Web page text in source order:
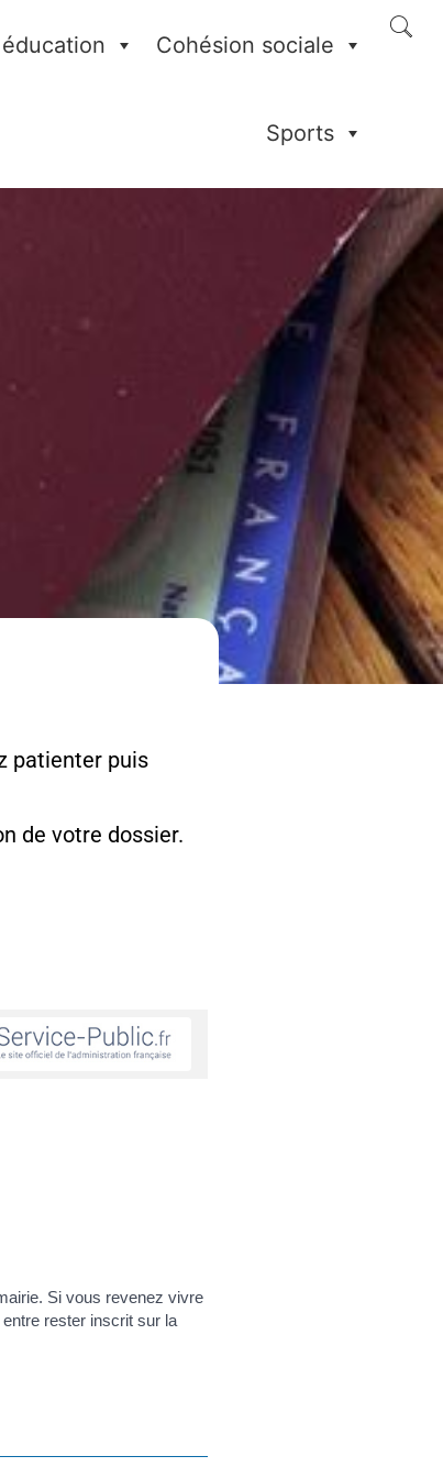
Cohésion sociale
Sports
patienter puis
de votre dossier.
Si vous revenez vivre
rester inscrit sur la